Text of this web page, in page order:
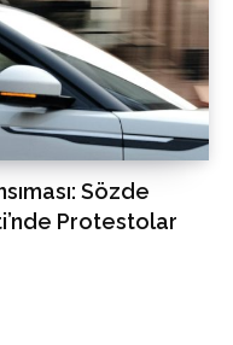
Sözde
Protestolar